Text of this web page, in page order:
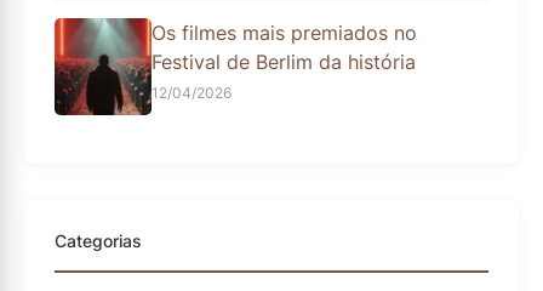
Os filmes mais premiados no
Festival de Berlim da história
12/04/2026
Categorias